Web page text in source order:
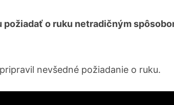
o ruku netradičným
nevšedné požiadanie o ruku.